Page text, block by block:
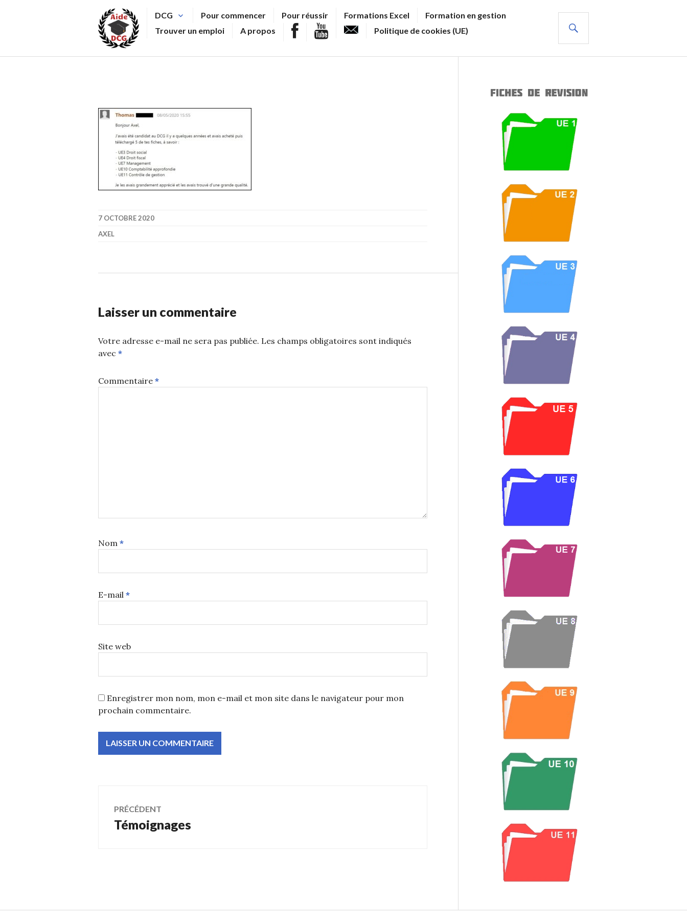
principal
DCG Pour commencer Pour réussir Formations Excel
Formation en gestion
Trouver un emploi
A propos Politique de cookies (UE)
7 OCTOBRE 2020
AXEL
Laisser un commentaire
Votre adresse e-mail ne sera pas publiée. Les champs obligatoires sont indiqués
avec *
Commentaire *
Nom *
E-mail *
Site web
Enregistrer mon nom, mon e-mail et mon site dans le navigateur pour mon
prochain commentaire.
Navigation
de
PRÉCÉDENT
Article
Témoignages